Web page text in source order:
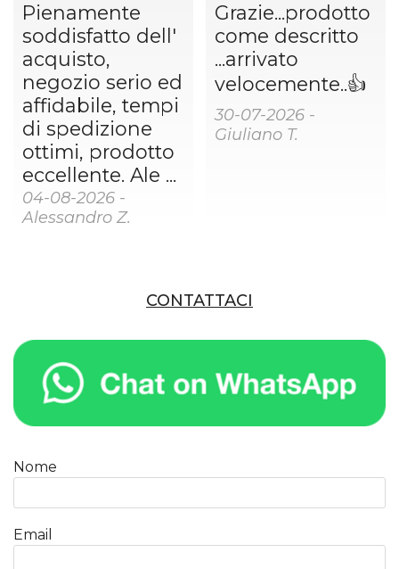
Pienamente
soddisfatto dell'
acquisto,
negozio serio ed
affidabile, tempi
di spedizione
ottimi, prodotto
eccellente. Ale ...
04-08-2026 -
Alessandro Z.
Grazie...prodotto
come descritto
...arrivato
velocemente..👍
30-07-2026 -
Giuliano T.
CONTATTACI
Nome
Email